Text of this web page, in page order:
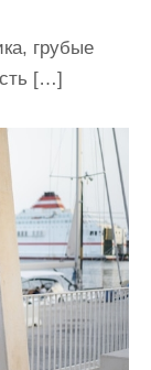
грубые
[…]